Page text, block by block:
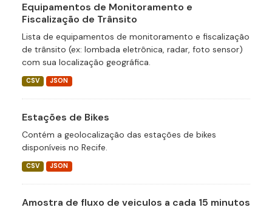
Equipamentos de Monitoramento e
Fiscalização de Trânsito
Lista de equipamentos de monitoramento e fiscalização
de trânsito (ex: lombada eletrônica, radar, foto sensor)
com sua localização geográfica.
CSV JSON
Estações de Bikes
Contém a geolocalização das estações de bikes
disponíveis no Recife.
CSV JSON
Amostra de fluxo de veiculos a cada 15 minutos